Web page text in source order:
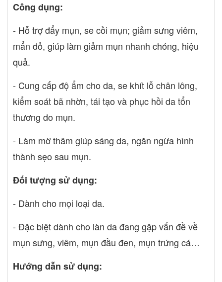
Công dụng:
- Hỗ trợ đẩy mụn, se cồi mụn; giảm sưng viêm,
mẩn đỏ, giúp làm giảm mụn nhanh chóng, hiệu
quả.
- Cung cấp độ ẩm cho da, se khít lỗ chân lông,
kiểm soát bã nhờn, tái tạo và phục hồi da tổn
thương do mụn.
- Làm mờ thâm giúp sáng da, ngăn ngừa hình
thành sẹo sau mụn.
Đối tượng sử dụng:
- Dành cho mọi loại da.
- Đặc biệt dành cho làn da đang gặp vấn đề về
mụn sưng, viêm, mụn đầu đen, mụn trứng cá…
Hướng dẫn sử dụng: